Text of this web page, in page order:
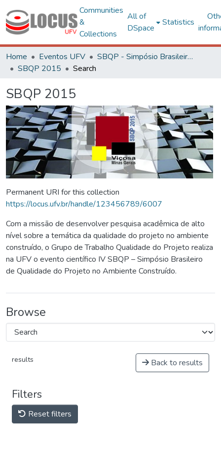
Communities
&
Collections
All of
DSpace
Statistics
Home Eventos UFV
SBQP - Simpósio Brasileiro de Qualidade do Projeto no Ambiente Construído
SBQP 2015
Search
SBQP 2015
Permanent URI for this collection
https://locus.ufv.br/handle/123456789/6007
Com a missão de desenvolver pesquisa acadêmica de alto
nível sobre a temática da qualidade do projeto no ambiente
construído, o Grupo de Trabalho Qualidade do Projeto realiza
na UFV o evento científico IV SBQP – Simpósio Brasileiro
de Qualidade do Projeto no Ambiente Construído.
Browse
results Back to results
Filters
Reset filters